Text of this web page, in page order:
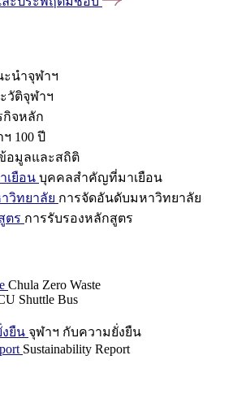
ะนำจุฬาฯ
วัติจุฬาฯ
กิจหลัก
100 ปี
อมูลและสถิติ
เยือน บุคคลสำคัญที่มาเยือน
วิทยาลัย การจัดอันดับมหาวิทยาลัย
ตร การรับรองหลักสูตร
Chula Zero Waste
Shuttle Bus
ยืน จุฬาฯ กับความยั่งยืน
Sustainability Report